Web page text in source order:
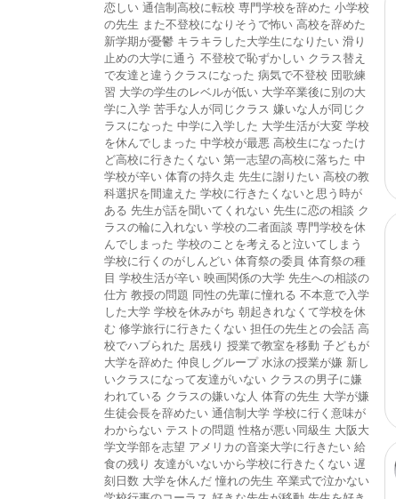
恋しい 通信制高校に転校 専門学校を辞めた 小学校
の先生 また不登校になりそうで怖い 高校を辞めた
新学期が憂鬱 キラキラした大学生になりたい 滑り
止めの大学に通う 不登校で恥ずかしい クラス替え
で友達と違うクラスになった 病気で不登校 団歌練
習 大学の学生のレベルが低い 大学卒業後に別の大
学に入学 苦手な人が同じクラス 嫌いな人が同じク
ラスになった 中学に入学した 大学生活が大変 学校
を休んでしまった 中学校が最悪 高校生になったけ
ど高校に行きたくない 第一志望の高校に落ちた 中
学校が辛い 体育の持久走 先生に謝りたい 高校の教
科選択を間違えた 学校に行きたくないと思う時が
ある 先生が話を聞いてくれない 先生に恋の相談 ク
ラスの輪に入れない 学校の二者面談 専門学校を休
んでしまった 学校のことを考えると泣いてしまう
学校に行くのがしんどい 体育祭の委員 体育祭の種
目 学校生活が辛い 映画関係の大学 先生への相談の
仕方 教授の問題 同性の先輩に憧れる 不本意で入学
した大学 学校を休みがち 朝起きれなくて学校を休
む 修学旅行に行きたくない 担任の先生との会話 高
校でハブられた 居残り 授業で教室を移動 子どもが
大学を辞めた 仲良しグループ 水泳の授業が嫌 新し
いクラスになって友達がいない クラスの男子に嫌
われている クラスの嫌いな人 体育の先生 大学が嫌
生徒会長を辞めたい 通信制大学 学校に行く意味が
わからない テストの問題 性格が悪い同級生 大阪大
学文学部を志望 アメリカの音楽大学に行きたい 給
食の残り 友達がいないから学校に行きたくない 遅
刻日数 大学を休んだ 憧れの先生 卒業式で泣かない